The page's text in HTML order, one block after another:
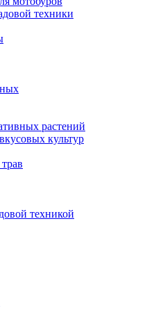
техники
растений
культур
техникой